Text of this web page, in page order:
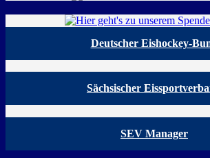
Deutscher Eishockey-
Sächsischer
SEV Manager